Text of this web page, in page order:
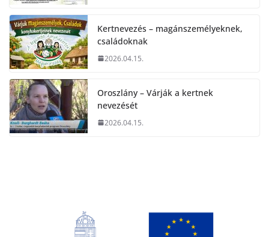
Kertnevezés – magánszemélyeknek,
családoknak
2026.04.15.
Oroszlány – Várják a kertnek
nevezését
2026.04.15.